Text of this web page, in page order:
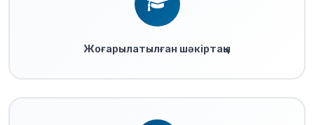
Жоғарылатылған шәкіртақы